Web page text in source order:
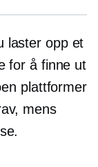
laster opp et
for å finne ut
plattformer
mens